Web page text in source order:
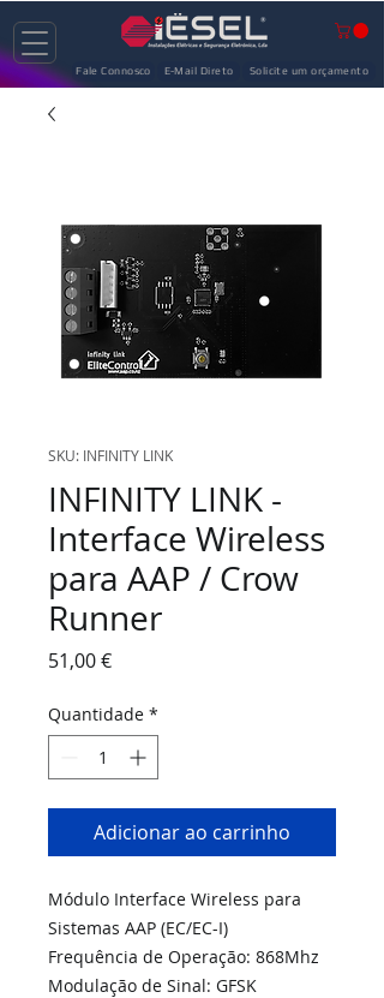
Fale Connosco E-Mail Direto Solicite um orçamento
SKU: INFINITY LINK
INFINITY LINK -
Interface Wireless
para AAP / Crow
Runner
51,00 €Preço
Quantidade *
Adicionar ao carrinho
Módulo Interface Wireless para
Sistemas AAP (EC/EC-I)
Frequência de Operação: 868Mhz
Modulação de Sinal: GFSK